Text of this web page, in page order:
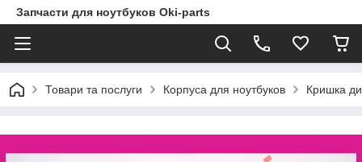
Запчасти для ноутбуков Oki-parts
Товари та послуги Корпуса для ноутбуков Кришка